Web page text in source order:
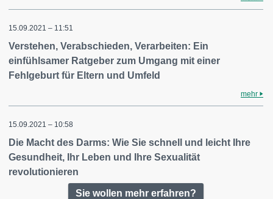
15.09.2021 – 11:51
Verstehen, Verabschieden, Verarbeiten: Ein
einfühlsamer Ratgeber zum Umgang mit einer
Fehlgeburt für Eltern und Umfeld
mehr
15.09.2021 – 10:58
Die Macht des Darms: Wie Sie schnell und leicht Ihre
Gesundheit, Ihr Leben und Ihre Sexualität
revolutionieren
Sie wollen mehr erfahren?